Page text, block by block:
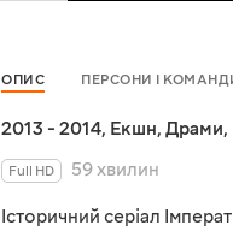
ОПИС ПЕРСОНИ І
2013 - 2014, Екшн, Драми,
Full HD
59 хвилин
Історичний серіал